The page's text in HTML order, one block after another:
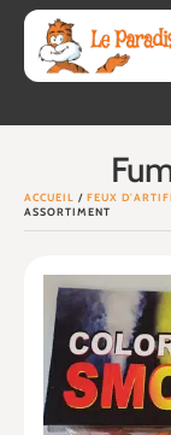
ACCUEIL / FEUX
ASSORTIMENT